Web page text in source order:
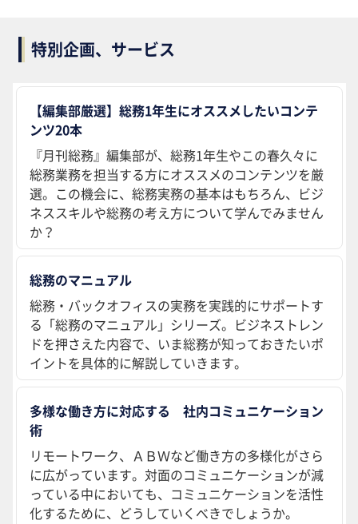
特別企画、サービス
【編集部厳選】総務1年生にオススメしたいコンテ
ンツ20本
『月刊総務』編集部が、総務1年生やこの春久々に
総務業務を担当する方にオススメのコンテンツを厳
選。この機会に、総務実務の基本はもちろん、ビジ
ネススキルや総務の考え方について学んでみません
か？
総務のマニュアル
総務・バックオフィスの実務を実践的にサポートす
る「総務のマニュアル」シリーズ。ビジネストレン
ドを押さえた内容で、いま総務が知っておきたいポ
イントを具体的に解説していきます。
多様な働き方に対応する 社内コミュニケーション
術
リモートワーク、ＡＢＷなど働き方の多様化がさら
に広がっています。対面のコミュニケーションが減
っている中においても、コミュニケーションを活性
化するために、どうしていくべきでしょうか。